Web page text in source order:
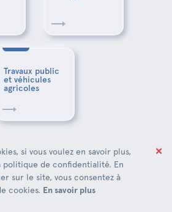
Travaux public
et véhicules
agricoles
✕
si vous voulez en savoir plus,
de confidentialité. En
sur le site, vous consentez à
cookies. En savoir plus